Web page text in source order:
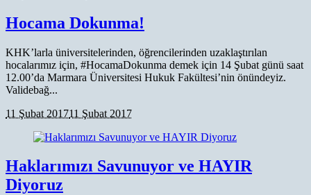
Hocama Dokunma!
KHK’larla üniversitelerinden, öğrencilerinden uzaklaştırılan
hocalarımız için, #HocamaDokunma demek için 14 Şubat günü saat
12.00’da Marmara Üniversitesi Hukuk Fakültesi’nin önündeyiz.
Validebağ...
11 Şubat 201711 Şubat 2017
Haklarımızı Savunuyor ve HAYIR
Diyoruz